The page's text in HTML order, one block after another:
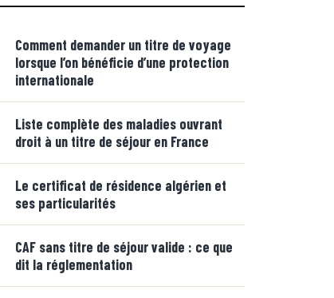
Comment demander un titre de voyage
lorsque l’on bénéficie d’une protection
internationale
Liste complète des maladies ouvrant
droit à un titre de séjour en France
Le certificat de résidence algérien et
ses particularités
CAF sans titre de séjour valide : ce que
dit la réglementation